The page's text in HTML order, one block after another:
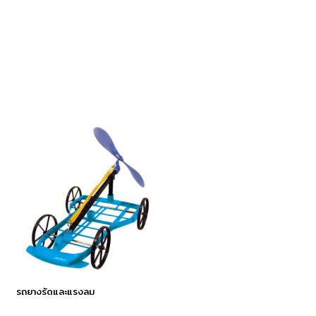
รถยางรัดและแรงลม